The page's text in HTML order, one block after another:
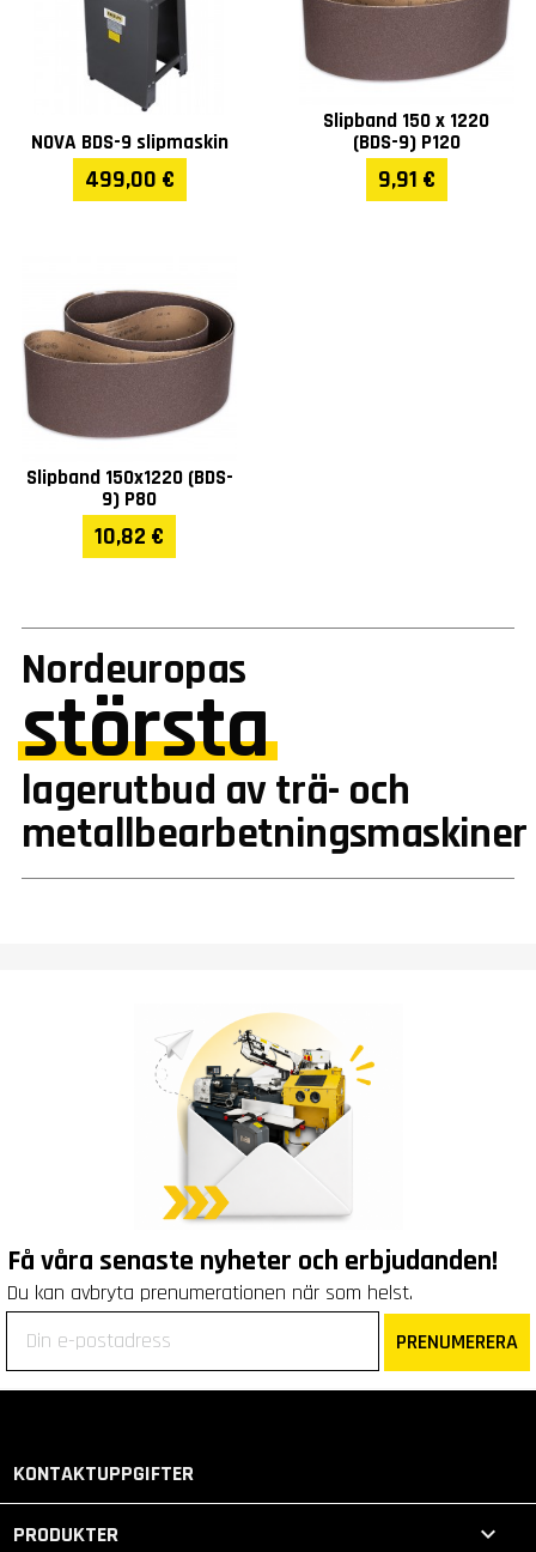
NOVA BDS-9 slipmaskin
499,00 €
Slipband 150 x 1220
(BDS-9) P120
9,91 €
Slipband 150x1220 (BDS-
9) P80
10,82 €
Nordeuropas
största
lagerutbud av trä- och
metallbearbetningsmaskiner
Få våra senaste nyheter och erbjudanden!
Du kan avbryta prenumerationen när som helst.
PRENUMERERA
KONTAKTUPPGIFTER
PRODUKTER 